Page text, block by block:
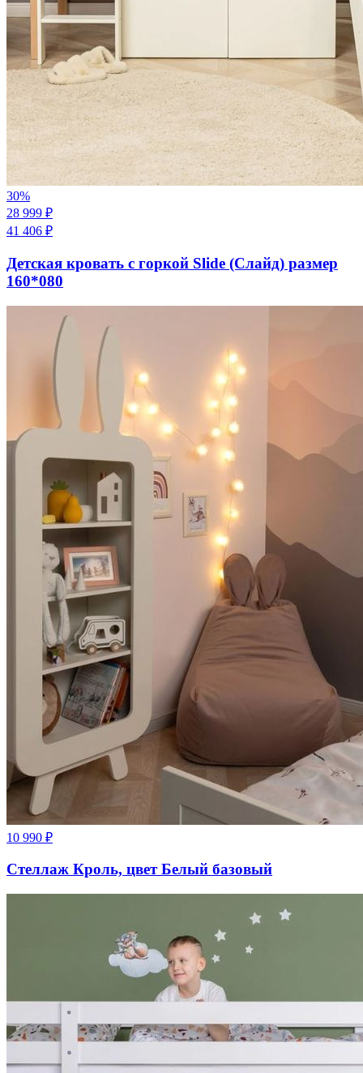
30%
28 999 ₽
41 406 ₽
Детская кровать с горкой Slide (Слайд) размер
160*080
10 990 ₽
Стеллаж Кроль, цвет Белый базовый